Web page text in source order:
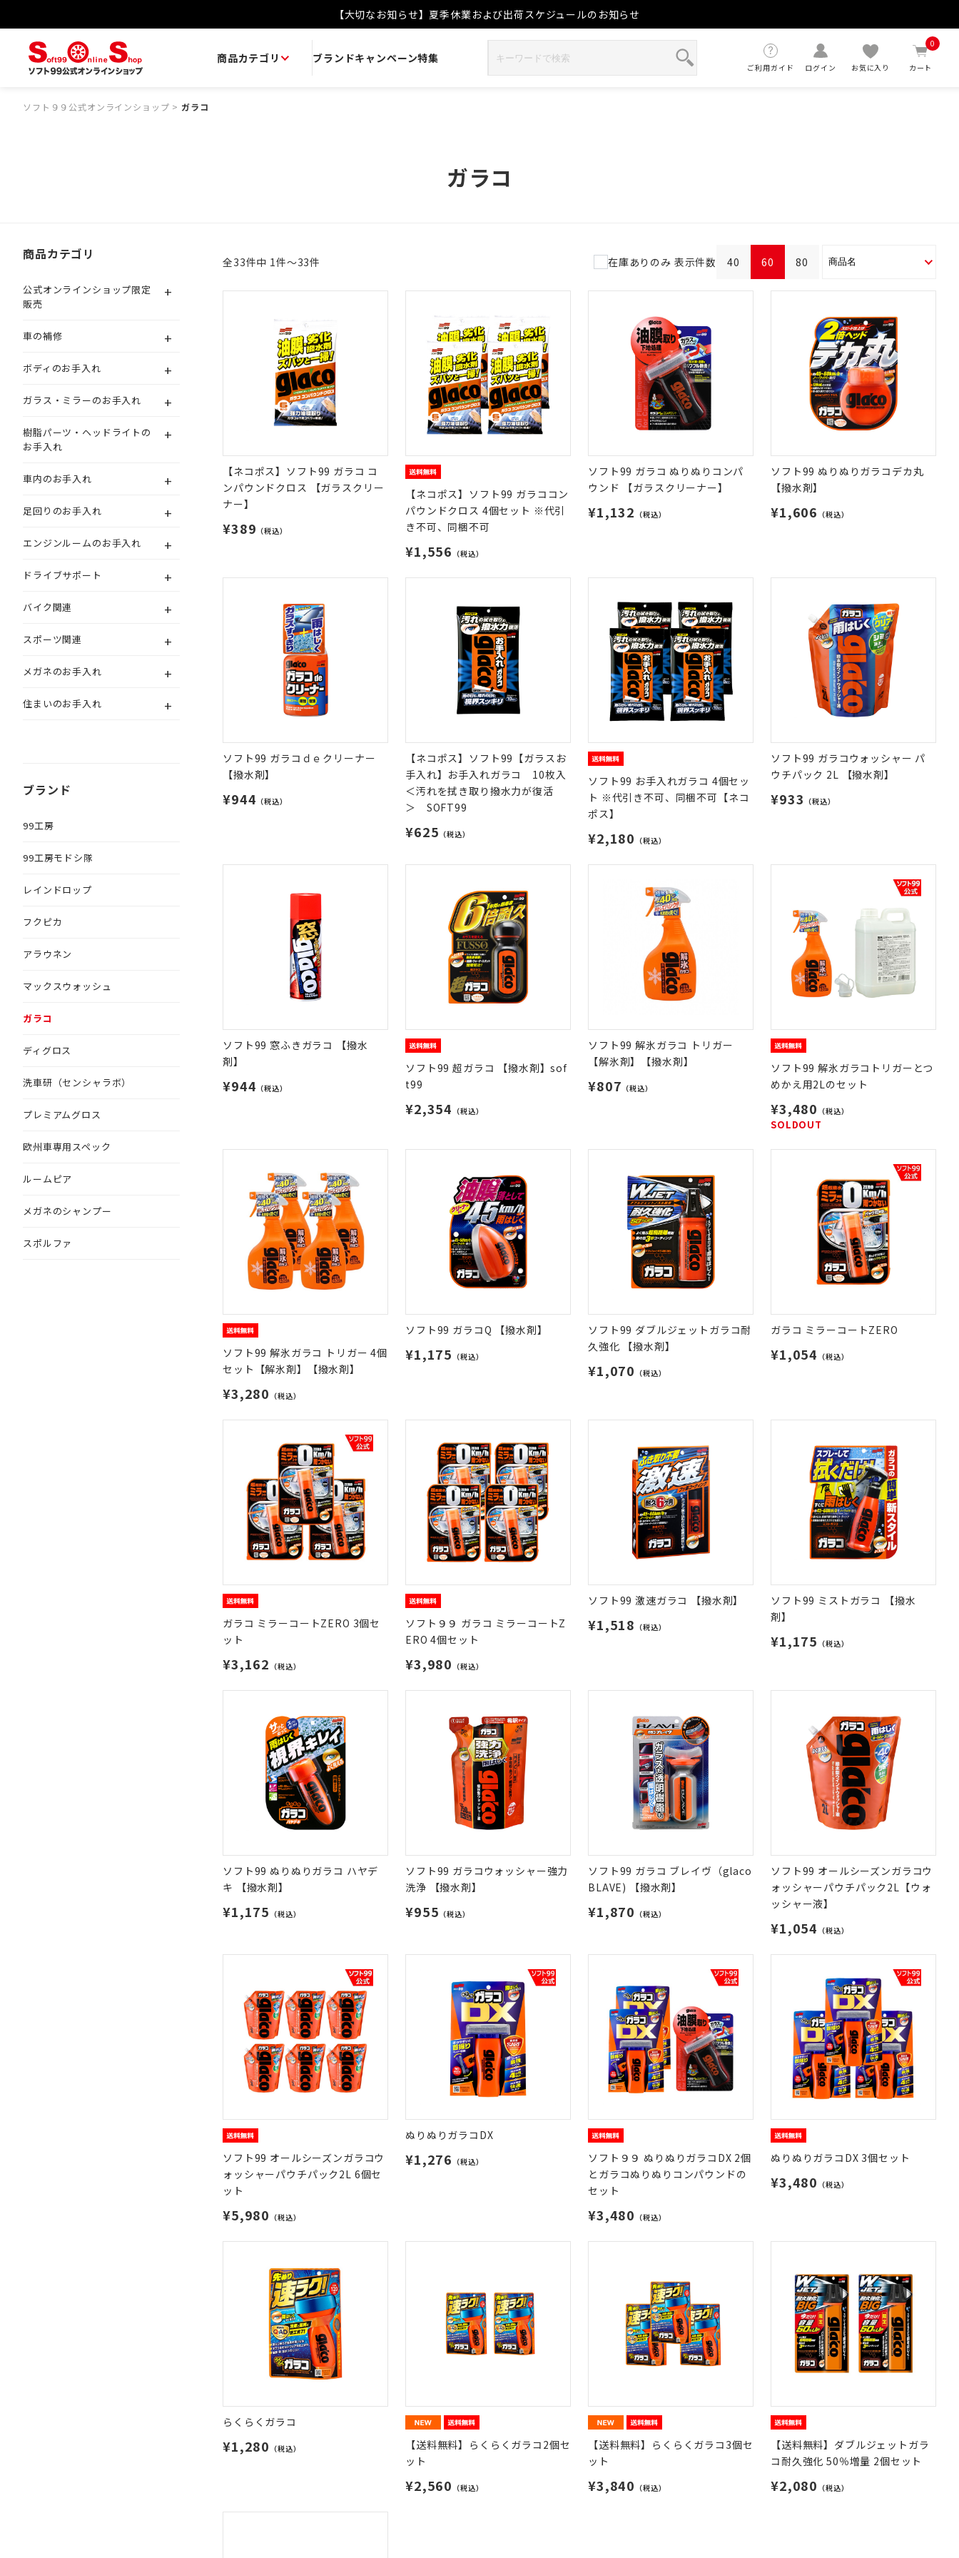
【大切なお知らせ】夏季休業および出荷スケジュールのお知らせ
商品カテゴリ ブランドキャンペーン特集
ご利用ガイド ログイン お気に入り カート
0
ソフト９９公式オンラインショップ > ガラコ
ガラコ
商品カテゴリ
公式オンラインショップ限定
販売
+
車の補修 +
ボディのお手入れ +
ガラス・ミラーのお手入れ +
樹脂パーツ・ヘッドライトの
お手入れ
+
車内のお手入れ +
足回りのお手入れ +
エンジンルームのお手入れ +
ドライブサポート +
バイク関連 +
スポーツ関連 +
メガネのお手入れ +
住まいのお手入れ +
ブランド
99工房
99工房モドシ隊
レインドロップ
フクピカ
アラウネン
マックスウォッシュ
ガラコ
ディグロス
洗車研（センシャラボ）
プレミアムグロス
欧州車専用スペック
ルームピア
メガネのシャンプー
スポルファ
全33件中 1件～33件 在庫ありのみ 表示件数 40 60 80
【ネコポス】ソフト99 ガラコ コ
ンパウンドクロス 【ガラスクリー
ナー】
¥389 （税込）
【ネコポス】ソフト99 ガラココン
パウンドクロス 4個セット ※代引
き不可、同梱不可
¥1,556 （税込）
ソフト99 ガラコ ぬりぬりコンパ
ウンド 【ガラスクリーナー】
¥1,132 （税込）
ソフト99 ぬりぬりガラコデカ丸
【撥水剤】
¥1,606 （税込）
ソフト99 ガラコｄｅクリーナー
【撥水剤】
¥944 （税込）
【ネコポス】ソフト99【ガラスお
手入れ】お手入れガラコ 10枚入
＜汚れを拭き取り撥水力が復活
＞ SOFT99
¥625 （税込）
ソフト99 お手入れガラコ 4個セッ
ト ※代引き不可、同梱不可【ネコ
ポス】
¥2,180 （税込）
ソフト99 ガラコウォッシャー パ
ウチパック 2L 【撥水剤】
¥933 （税込）
ソフト99 窓ふきガラコ 【撥水
剤】
¥944 （税込）
ソフト99 超ガラコ 【撥水剤】sof
t99
¥2,354 （税込）
ソフト99 解氷ガラコ トリガー
【解氷剤】【撥水剤】
¥807 （税込）
ソフト99 解氷ガラコトリガーとつ
めかえ用2Lのセット
¥3,480 （税込）
SOLDOUT
ソフト99 解氷ガラコ トリガー 4個
セット【解氷剤】【撥水剤】
¥3,280 （税込）
ソフト99 ガラコQ 【撥水剤】
¥1,175 （税込）
ソフト99 ダブルジェットガラコ耐
久強化 【撥水剤】
¥1,070 （税込）
ガラコ ミラーコートZERO
¥1,054 （税込）
ガラコ ミラーコートZERO 3個セ
ット
¥3,162 （税込）
ソフト９９ ガラコ ミラーコートZ
ERO 4個セット
¥3,980 （税込）
ソフト99 激速ガラコ 【撥水剤】
¥1,518 （税込）
ソフト99 ミストガラコ 【撥水
剤】
¥1,175 （税込）
ソフト99 ぬりぬりガラコ ハヤデ
キ 【撥水剤】
¥1,175 （税込）
ソフト99 ガラコウォッシャー強力
洗浄 【撥水剤】
¥955 （税込）
ソフト99 ガラコ ブレイヴ（glaco
BLAVE) 【撥水剤】
¥1,870 （税込）
ソフト99 オールシーズンガラコウ
ォッシャーパウチパック2L【ウォ
ッシャー液】
¥1,054 （税込）
ソフト99 オールシーズンガラコウ
ォッシャーパウチパック2L 6個セ
ット
¥5,980 （税込）
ぬりぬりガラコDX
¥1,276 （税込）
ソフト９９ ぬりぬりガラコDX 2個
とガラコぬりぬりコンパウンドの
セット
¥3,480 （税込）
ぬりぬりガラコDX 3個セット
¥3,480 （税込）
らくらくガラコ
¥1,280 （税込）
【送料無料】らくらくガラコ2個セ
ット
¥2,560 （税込）
【送料無料】らくらくガラコ3個セ
ット
¥3,840 （税込）
【送料無料】ダブルジェットガラ
コ耐久強化 50％増量 2個セット
¥2,080 （税込）